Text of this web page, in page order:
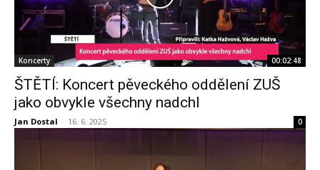
Koncerty 00:02:48
ŠTĚTÍ: Koncert pěveckého oddělení ZUŠ
jako obvykle všechny nadchl
Jan Dostal - 16. 6. 2025 0